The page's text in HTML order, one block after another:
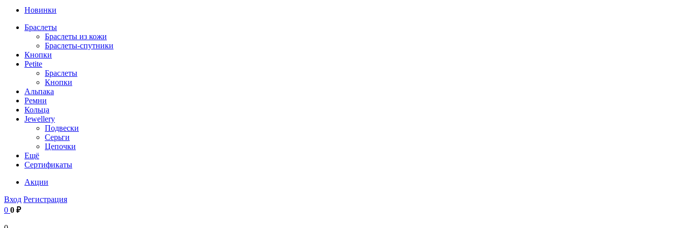
Новинки
Браслеты
Браслеты из кожи
Браслеты-спутники
Кнопки
Petite
Браслеты
Кнопки
Альпака
Ремни
Кольца
Jewellery
Подвески
Серьги
Цепочки
Ещё
Сертификаты
Акции
Вход Регистрация
0 0 ₽